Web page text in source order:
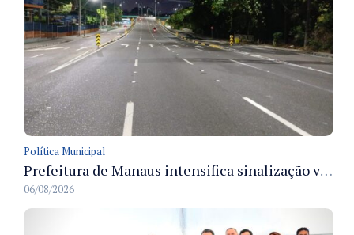
Política Municipal
Prefeitura de Manaus intensifica sinalização viária em diversos bairros para organizar o trânsito e reduzir sinistros
06/08/2026